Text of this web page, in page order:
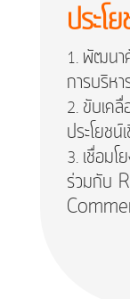
ประโ
พัฒนา
การบริห
ขับเค
ประโยชน์
เชื่อมโ
ร่วมกับ